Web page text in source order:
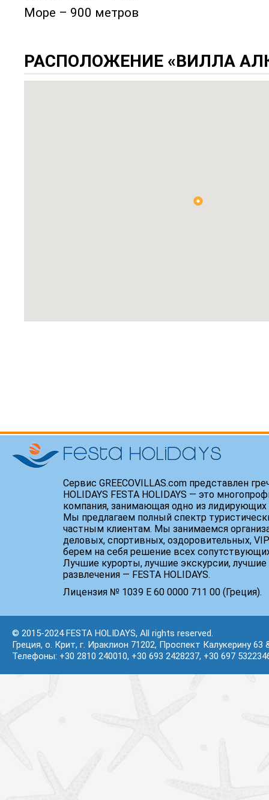
Море – 900 метров
РАСПОЛОЖЕНИЕ «ВИЛЛА
Сервис GREECOVILLAS.com представлен
HOLIDAYS FESTA HOLIDAYS — это
компания, занимающая одно из
Мы предлагаем полный спектр
частным клиентам. Мы занимаемся
деловых, спортивных, оздоровительных,
берем на себя решение всех
Лучшие курорты, лучшие экскурсии, лучшие
развлечения — FESTA HOLIDAYS.
Лицензия № 1039 Е 60 0000 711 00 (Греция).
© 2015-2024 FESTA HOLIDAYS, All rights reserved.
Греция, о. Крит, г. Ираклион 71202, Проспект Калукерину 63
Телефоны: +30 2810 240010, +30 693 2428237, +30 697